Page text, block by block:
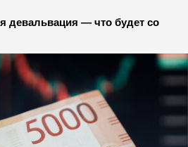
девальвация — что будет со